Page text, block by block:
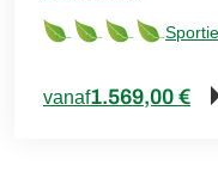
vanaf1.569,00 €